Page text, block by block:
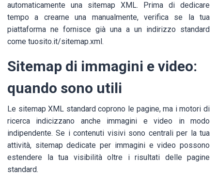
automaticamente una sitemap XML. Prima di dedicare
tempo a crearne una manualmente, verifica se la tua
piattaforma ne fornisce già una a un indirizzo standard
come tuosito.it/sitemap.xml.
Sitemap di immagini e video:
quando sono utili
Le sitemap XML standard coprono le pagine, ma i motori di
ricerca indicizzano anche immagini e video in modo
indipendente. Se i contenuti visivi sono centrali per la tua
attività, sitemap dedicate per immagini e video possono
estendere la tua visibilità oltre i risultati delle pagine
standard.